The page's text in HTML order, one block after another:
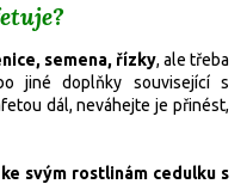
semena, řízky, ale třeba
jiné doplňky související s
dál, neváhejte je přinést,
svým rostlinám cedulku s